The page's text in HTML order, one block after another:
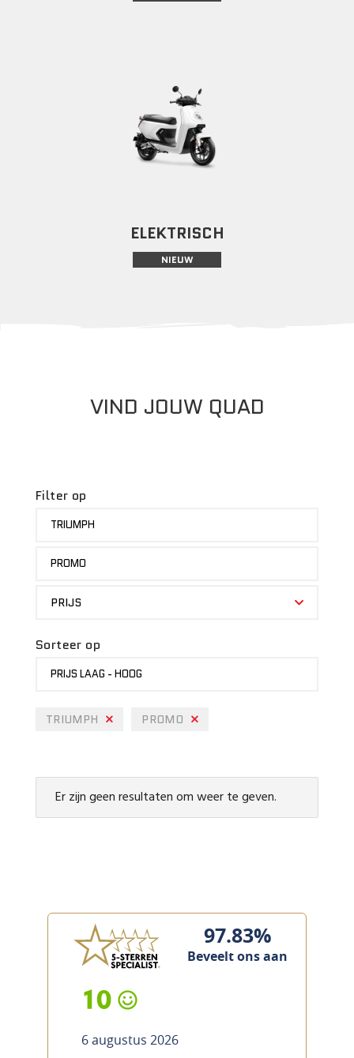
ELEKTRISCH
NIEUW
VIND JOUW QUAD
Filter op
TRIUMPH
PROMO
PRIJS
Sorteer op
PRIJS LAAG - HOOG
TRIUMPH PROMO
Er zijn geen resultaten om weer te geven.
97.83%
Beveelt ons aan
10
6 augustus 2026